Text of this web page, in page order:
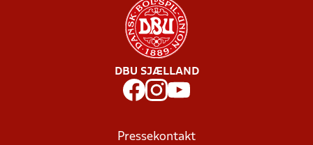
DBU SJÆLLAND
Pressekontakt